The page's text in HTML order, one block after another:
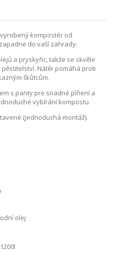
kompostér od
do vaší zahrady.
a pryskyřic, takže se skvěle
pěstitelství. Nátěr pomáhá proti
škůtcům.
s panty pro snadné plňení a
vybírání kompostu.
(jednoduchá montáž).
olej